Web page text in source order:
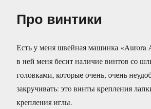
Про винтики
Есть у меня швейная машинка «Aurora
в ней меня бесит наличие винтов со
головками, которые очень, очень
закручивать: это винты крепления
крепления иглы.